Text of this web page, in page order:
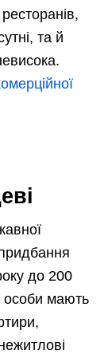
та й
до 200
особи мають